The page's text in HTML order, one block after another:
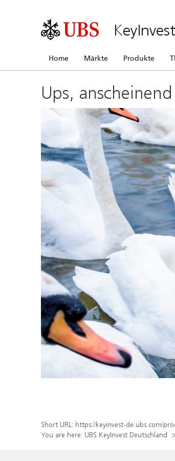
KeyInvest
Home Märkte Produkte
Ups,
Short URL: https://keyinvest-de.ubs.com/
You are here: UBS KeyInvest Deutschland